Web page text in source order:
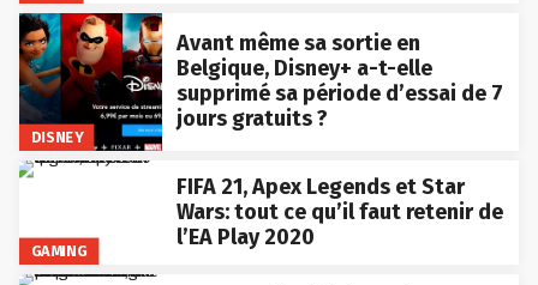
DISNEY
Avant même sa sortie en
Belgique, Disney+ a-t-elle
supprimé sa période d’essai de 7
jours gratuits ?
GAMING
FIFA 21, Apex Legends et Star
Wars: tout ce qu’il faut retenir de
l’EA Play 2020